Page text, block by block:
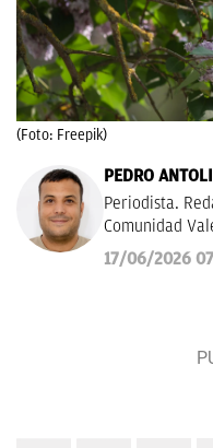
(Foto: Freepik)
PEDRO
Periodista.
Comunidad
SEO. En
17/06/2026